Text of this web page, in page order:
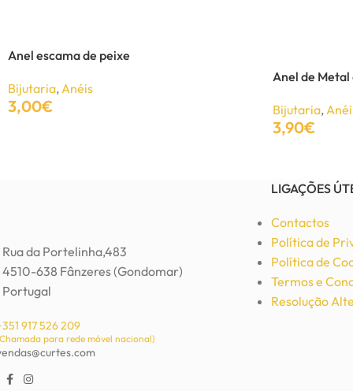
12,00€6,03
Anel escama de peixe
Bijutaria,Anéis
3,00€
Anel de Metal
Bijutaria,
3,90€
Rua da Portelinha,483
4510-638 Fânzeres (Gondomar)
Portugal
917 526 209
para rede móvel nacional)
LIGAÇÕES
Contactos
Política de
Política de
Termos e
Resolução